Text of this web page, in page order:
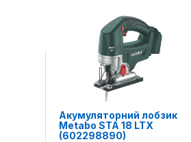
Акумуляторний лобзик
Metabo STA 18 LTX
(602298890)